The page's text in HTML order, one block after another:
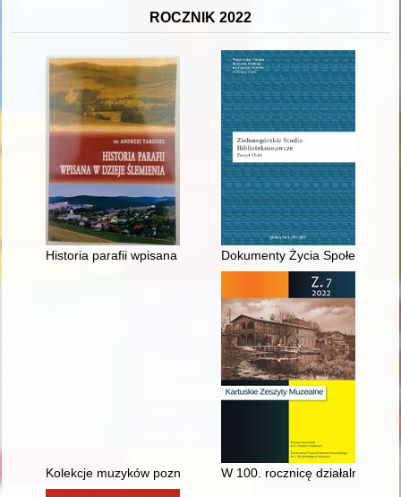
ROCZNIK 2022
Historia parafii wpisana w dzieje Ślemienia
Dokumenty Życia
Kolekcje muzyków poznańskich w zbiorach archiwum
W 100. rocznicę działalności